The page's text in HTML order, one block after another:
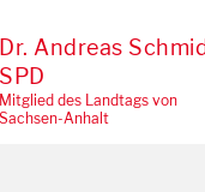
Dr. Andreas
SPD
Mitglied des Landtags von
Sachsen-Anhalt